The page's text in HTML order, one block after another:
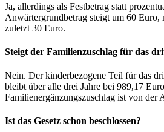
Ja, allerdings als Festbetrag statt
Anwärtergrundbetrag steigt um 60 Euro,
zuletzt 30 Euro.
Steigt der Familienzuschlag für das
Nein. Der kinderbezogene Teil für das
bleibt über alle drei Jahre bei 989,17
Familienergänzungszuschlag ist von der
Ist das Gesetz schon beschlossen?